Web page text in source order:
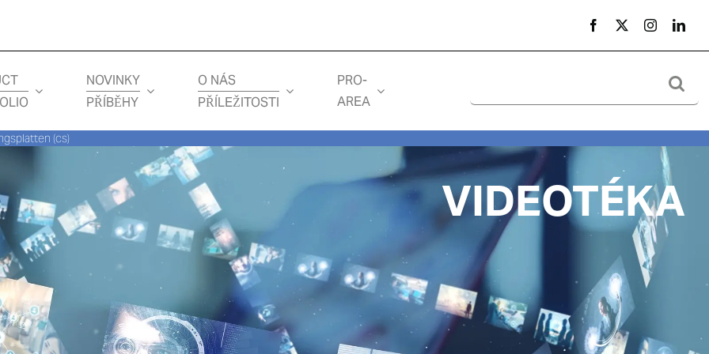
NOVINKY
PŘÍBĚHY
O NÁS
PŘÍLEŽITOSTI
PRO-
AREA
(cs)
VIDEOTÉKA